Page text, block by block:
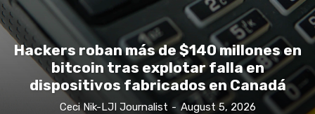
Hackers roban más de $140 millones en
bitcoin tras explotar falla en
dispositivos fabricados en Canadá
Ceci Nik-LJI Journalist - August 5, 2026